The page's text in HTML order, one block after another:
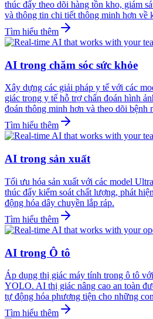
thúc đẩy theo dõi hàng tồn kho, giám
và thông tin chi tiết thông minh hơn về
Tìm hiểu thêm
AI trong chăm sóc sức khỏe
Xây dựng các giải pháp y tế với các
giác trong y tế hỗ trợ chẩn đoán hình
đoán thông minh hơn và theo dõi bệnh
Tìm hiểu thêm
AI trong sản xuất
Tối ưu hóa sản xuất với các model
thúc đẩy kiểm soát chất lượng, phát
động hóa dây chuyền lắp ráp.
Tìm hiểu thêm
AI trong Ô tô
Áp dụng thị giác máy tính trong ô tô
YOLO. AI thị giác nâng cao an toàn
tự động hóa phương tiện cho những
Tìm hiểu thêm